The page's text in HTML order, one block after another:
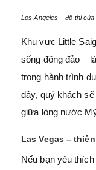
Los Angeles – đô thị
Khu vực Little
sống đông đảo –
trong hành trình
đây, quý khách
giữa lòng nước
Las Vegas –
Nếu bạn yêu